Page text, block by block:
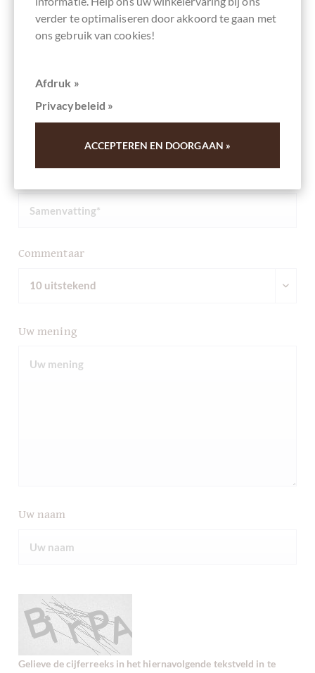
Andere klanten beoordeelden Volltreffer
62% - Schokolade mit Kaffee
Schrijf het eerste overzicht en help andere klanten. Dank
u voor uw steun.
Ihre Meinung
Commentaar
Uw mening
Uw naam
Gelieve de cijferreeks in het hiernavolgende tekstveld in te
verder te optimaliseren door akkoord te gaan met
ons gebruik van cookies!
Afdruk »
Privacybeleid »
ACCEPTEREN EN DOORGAAN »